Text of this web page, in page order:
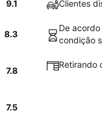
9.1 Clientes
8.3
De
condição
7.8
Retirando
7.5